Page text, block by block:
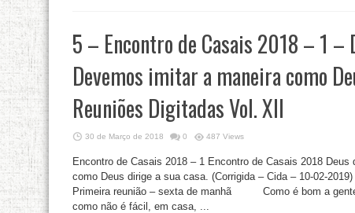
5 – Encontro de Casais 2018 – 1 –
Devemos imitar a maneira como
Reuniões Digitadas Vol. XII
30 de Março de 2018 0 487 Views
Encontro de Casais 2018 – 1 Encontro de Casais 2018
como Deus dirige a sua casa. (Corrigida – Cida – 10-02-
Primeira reunião – sexta de manhã Como é bom a gente
como não é fácil, em casa, ...